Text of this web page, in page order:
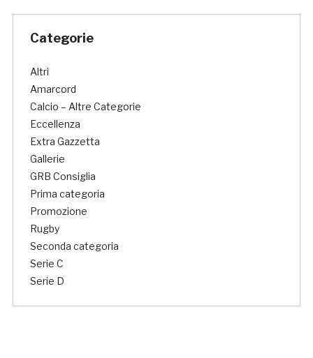
Categorie
Altri
Amarcord
Calcio – Altre Categorie
Eccellenza
Extra Gazzetta
Gallerie
GRB Consiglia
Prima categoria
Promozione
Rugby
Seconda categoria
Serie C
Serie D